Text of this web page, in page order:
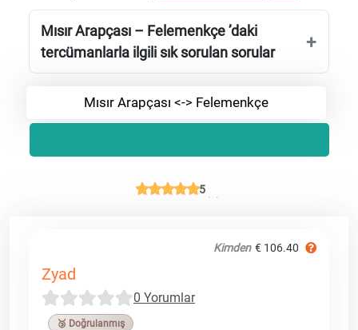
Mısır Arapçası – Felemenkçe ’daki
tercümanlarla ilgili sık sorulan sorular
Mısır Arapçası <-> Felemenkçe
5
Kimden € 106.40
Zyad
0 Yorumlar
🥉 Doğrulanmış